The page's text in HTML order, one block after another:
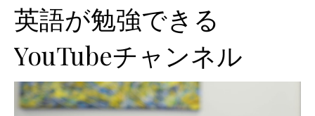
英語が勉強できる
YouTubeチャンネル